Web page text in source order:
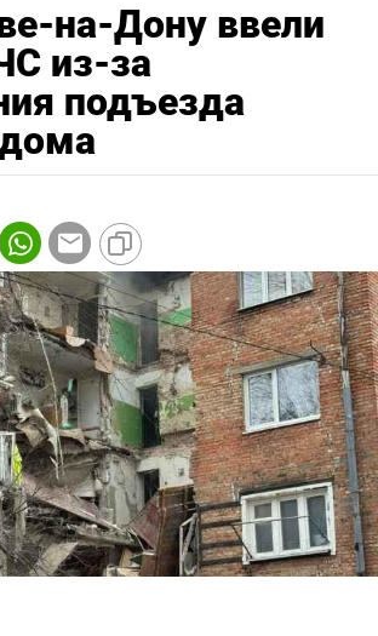
на-Дону ввели
из-за
подъезда